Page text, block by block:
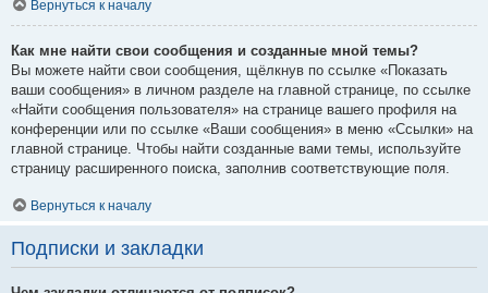
Вернуться к началу
Как мне найти свои сообщения и созданные мной темы?
Вы можете найти свои сообщения, щёлкнув по ссылке «Показать
ваши сообщения» в личном разделе на главной странице, по ссылке
«Найти сообщения пользователя» на странице вашего профиля на
конференции или по ссылке «Ваши сообщения» в меню «Ссылки» на
главной странице. Чтобы найти созданные вами темы, используйте
страницу расширенного поиска, заполнив соответствующие поля.
Вернуться к началу
Подписки и закладки